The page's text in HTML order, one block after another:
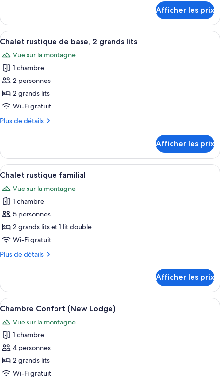
base,
1
très
grand
lit,
vue
sur
la
montagne
Chambre
de
base,
très
grand
lit,
vue
sur
la
montagne
Afficher les prix
Afficher
toutes
les
photos
pour
ce
type
chambre :
de
base,
grands
lits
Une chambre avec deux lits, un
5
Chalet rustique de base, 2 grands lits
Vue sur la montagne
1 chambre
2 personnes
2 grands lits
Wi-Fi gratuit
Plus de détails
Plus
Chalet
rustique
de
2
grands
lits
Afficher les prix
Afficher
toutes
les
photos
pour
ce
type
chambre :
familial
Une chambre d’hôtel avec trois lits
4
Chalet rustique familial
Vue sur la montagne
1 chambre
5 personnes
2 grands lits et 1 lit double
Wi-Fi gratuit
Plus de détails
Plus
Chalet
rustique
familial
Afficher les prix
Afficher
toutes
les
photos
pour
ce
type
Une chambre d’hôtel avec deux lits,
4
Chambre Confort (New Lodge)
Vue sur la montagne
1 chambre
4 personnes
2 grands lits
Wi-Fi gratuit